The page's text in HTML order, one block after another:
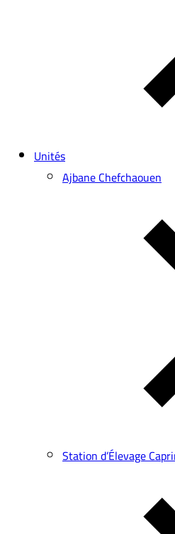
Unités
Ajbane Chefchaouen
Station d’Élevage